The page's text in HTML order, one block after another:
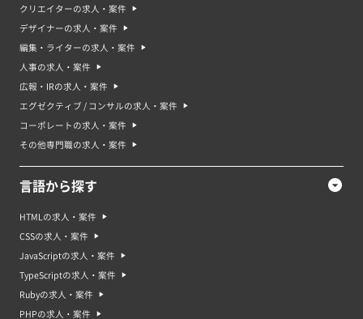
クリエイターの求人・案件
デザイナーの求人・案件
編集・ライターの求人・案件
人事の求人・案件
広報・IRの求人・案件
エグゼクティブ / コンサルの求人・案件
コーポレートの求人・案件
その他専門職の求人・案件
言語から探す
HTMLの求人・案件
CSSの求人・案件
JavaScriptの求人・案件
TypeScriptの求人・案件
Rubyの求人・案件
PHPの求人・案件